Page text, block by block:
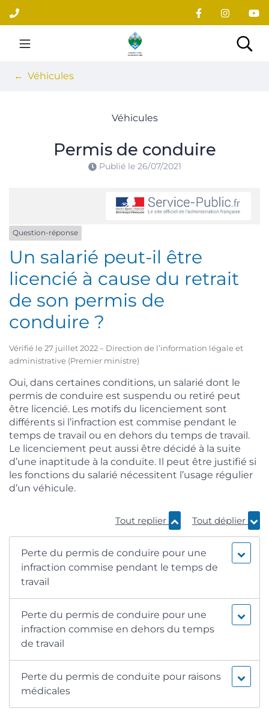
Aller
au
contenu
Site officiel du village
Véhicules
Véhicules
Permis de conduire
Publié le 26/07/2021
Question-réponse
Un salarié peut-il être
licencié à cause du retrait
de son permis de
conduire ?
Vérifié le 27 juillet 2022 – Direction de l’information légale et
administrative (Premier ministre)
Oui, dans certaines conditions, un salarié dont le
permis de conduire est suspendu ou retiré peut
être licencié. Les motifs du licenciement sont
différents si l’infraction est commise pendant le
temps de travail ou en dehors du temps de travail.
Le licenciement peut aussi être décidé à la suite
d’une inaptitude à la conduite. Il peut être justifié si
les fonctions du salarié nécessitent l’usage régulier
d’un véhicule.
Tout replier Tout déplier
Perte du permis de conduire pour une
infraction commise pendant le temps de
travail
Perte du permis de conduire pour une
infraction commise en dehors du temps
de travail
Perte du permis de conduite pour raisons
médicales